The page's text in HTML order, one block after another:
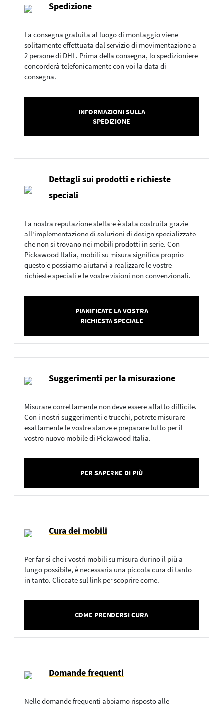
Spedizione
La consegna gratuita al luogo di montaggio viene
solitamente effettuata dal servizio di movimentazione a
2 persone di DHL. Prima della consegna, lo spedizioniere
concorderà telefonicamente con voi la data di
consegna.
INFORMAZIONI SULLA
SPEDIZIONE
Dettagli sui prodotti e richieste
speciali
La nostra reputazione stellare è stata costruita grazie
all'implementazione di soluzioni di design specializzate
che non si trovano nei mobili prodotti in serie. Con
Pickawood Italia, mobili su misura significa proprio
questo e possiamo aiutarvi a realizzare le vostre
richieste speciali e le vostre visioni non convenzionali.
PIANIFICATE LA VOSTRA
RICHIESTA SPECIALE
Suggerimenti per la misurazione
Misurare correttamente non deve essere affatto difficile.
Con i nostri suggerimenti e trucchi, potrete misurare
esattamente le vostre stanze e preparare tutto per il
vostro nuovo mobile di Pickawood Italia.
PER SAPERNE DI PIÙ
Cura dei mobili
Per far sì che i vostri mobili su misura durino il più a
lungo possibile, è necessaria una piccola cura di tanto
in tanto. Cliccate sul link per scoprire come.
COME PRENDERSI CURA
Domande frequenti
Nelle domande frequenti abbiamo risposto alle